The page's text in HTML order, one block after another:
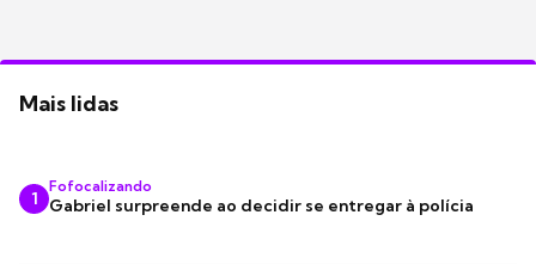
Mais lidas
1
Fofocalizando
Gabriel surpreende ao decidir se entregar à polícia